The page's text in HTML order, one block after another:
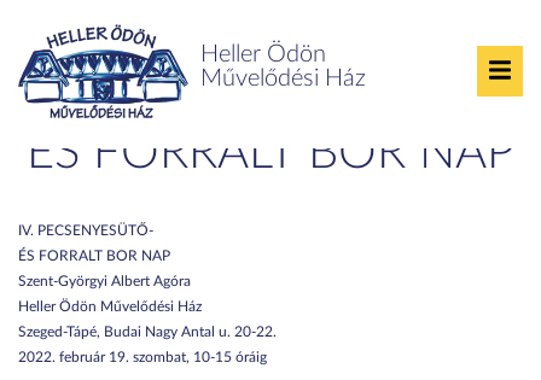
Heller Ödön
Művelődési Ház
IV. PECSENYESÜTŐ-
ÉS FORRALT BOR NAP
IV. PECSENYESÜTŐ-
ÉS FORRALT BOR NAP
Szent-Györgyi Albert Agóra
Heller Ödön Művelődési Ház
Szeged-Tápé, Budai Nagy Antal u. 20-22.
2022. február 19. szombat, 10-15 óráig